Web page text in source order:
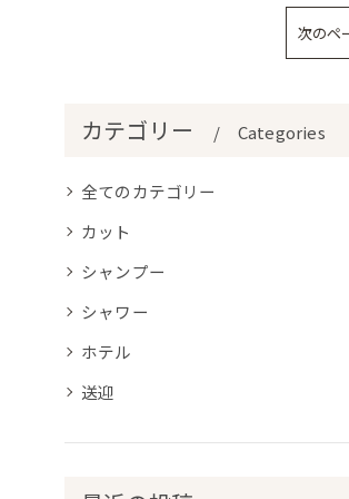
次のペ
カテゴリー Categories
全てのカテゴリー
カット
シャンプー
シャワー
ホテル
送迎